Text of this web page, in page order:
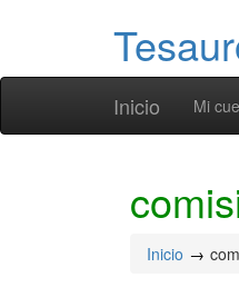
Inicio Mi
Inicio